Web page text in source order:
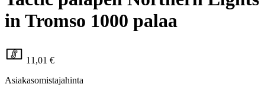
in Tromso 1000 palaa
11,01 €
Asiakasomistajahinta